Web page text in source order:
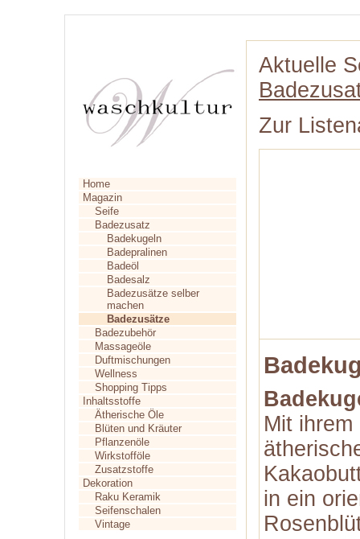
Home
Magazin
Seife
Badezusatz
Badekugeln
Badepralinen
Badeöl
Badesalz
Badezusätze selber
machen
Badezusätze
Badezubehör
Massageöle
Duftmischungen
Wellness
Shopping Tipps
Inhaltsstoffe
Ätherische Öle
Blüten und Kräuter
Pflanzenöle
Wirkstofföle
Zusatzstoffe
Dekoration
Raku Keramik
Seifenschalen
Vintage
Aktuelle
Zur
Mit
in ein